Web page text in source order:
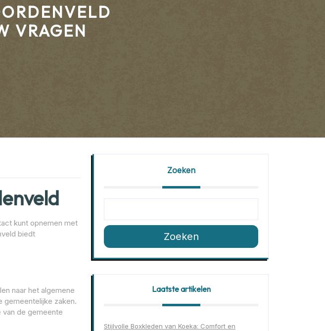
VRAGEN
kunt opnemen met
biedt
naar het algemene
gemeentelijke zaken.
de gemeente
Zoeken
Zoeken
Laatste artikelen
Stijlvolle Boxkleden van Koeka: Comfort en